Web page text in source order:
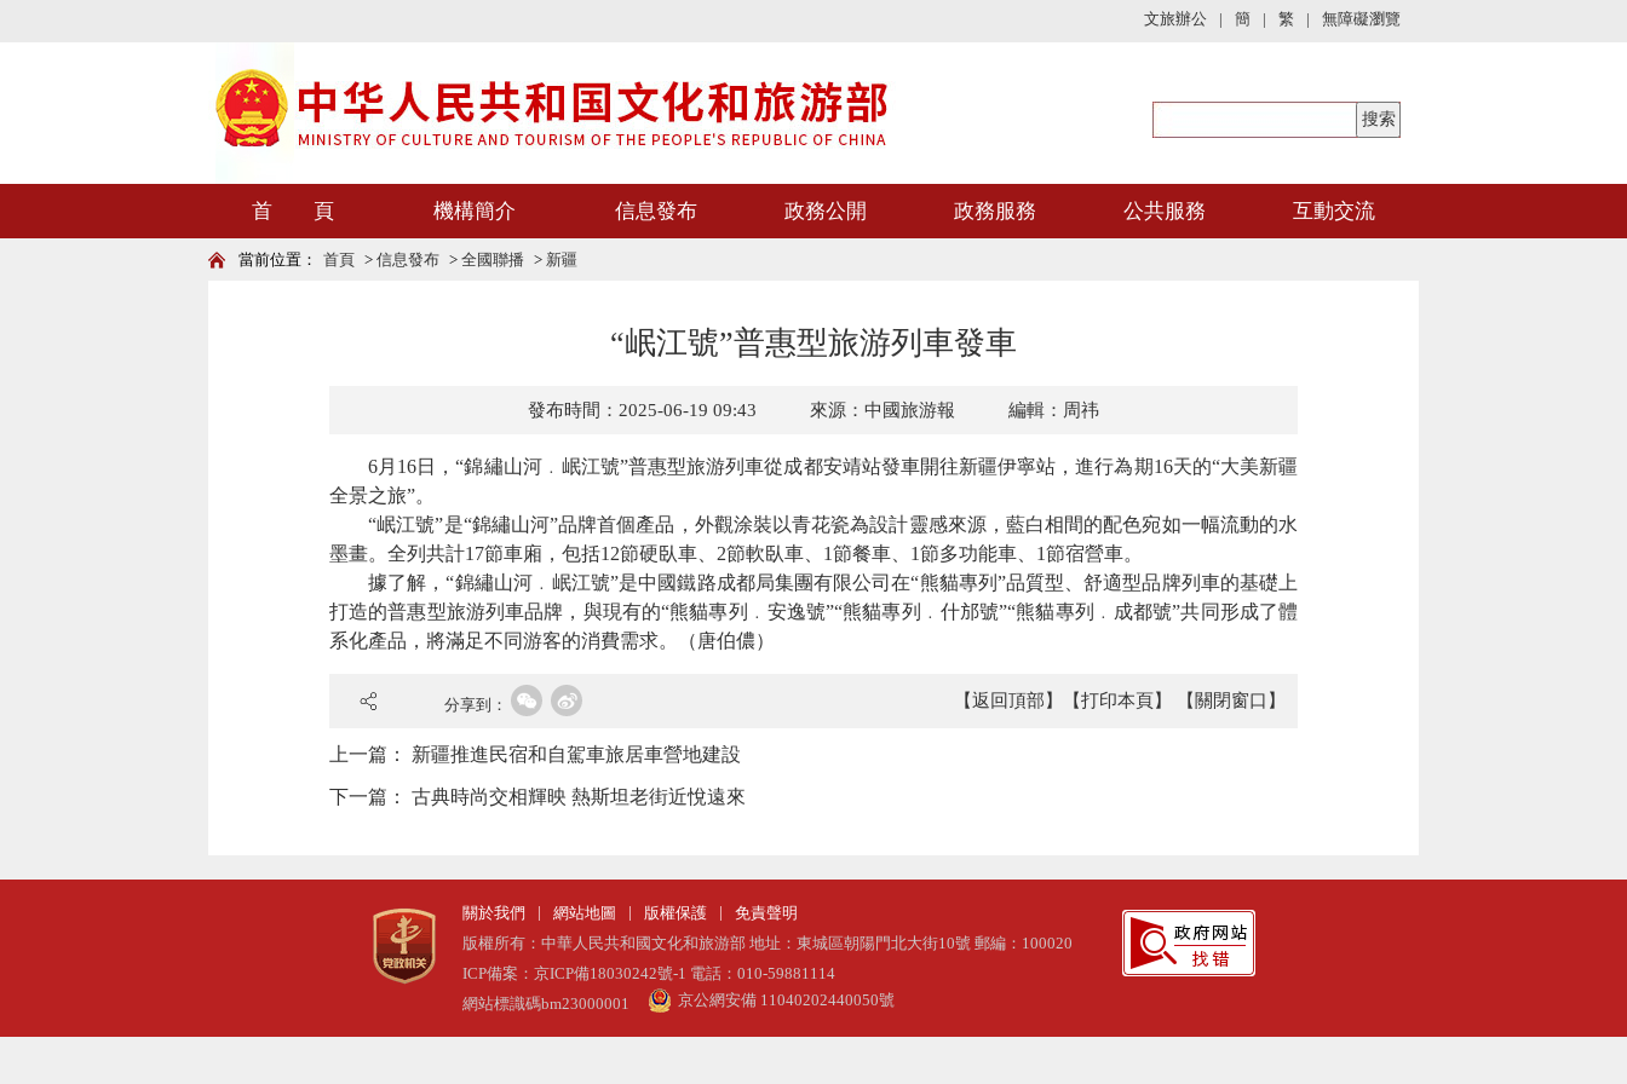
文旅辦公 | 簡 | 繁 | 無障礙瀏覽
首 頁 機構簡介 信息發布 政務公開 政務服務 公共服務 互動交流
當前位置： 首頁 > 信息發布 > 全國聯播 > 新疆
“岷江號”普惠型旅游列車發車
發布時間：2025-06-19 09:43 來源：中國旅游報 編輯：周祎
6月16日，“錦繡山河﹒岷江號”普惠型旅游列車從成都安靖站發車開往新疆伊寧站，進行為期16天的“大美新疆
全景之旅”。
“岷江號”是“錦繡山河”品牌首個產品，外觀涂裝以青花瓷為設計靈感來源，藍白相間的配色宛如一幅流動的水
墨畫。全列共計17節車廂，包括12節硬臥車、2節軟臥車、1節餐車、1節多功能車、1節宿營車。
據了解，“錦繡山河﹒岷江號”是中國鐵路成都局集團有限公司在“熊貓專列”品質型、舒適型品牌列車的基礎上
打造的普惠型旅游列車品牌，與現有的“熊貓專列﹒安逸號”“熊貓專列﹒什邡號”“熊貓專列﹒成都號”共同形成了體
系化產品，將滿足不同游客的消費需求。（唐伯儂）
分享到： 【返回頂部】 【打印本頁】 【關閉窗口】
上一篇： 新疆推進民宿和自駕車旅居車營地建設
下一篇： 古典時尚交相輝映 熱斯坦老街近悅遠來